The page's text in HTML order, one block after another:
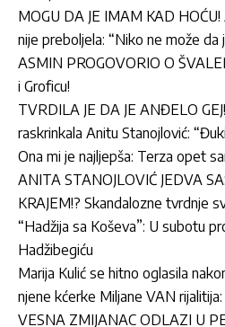
MOGU DA JE IMAM KAD
nije preboljela: “Niko ne može da
ASMIN PROGOVORIO O
i Groficu!
TVRDILA JE DA JE ANĐELO
raskrinkala Anitu Stanojlović:
Ona mi je najljepša: Terza opet
ANITA STANOJLOVIĆ JEDVA
KRAJEM!? Skandalozne tvrdnje
“Hadžija sa Koševa”: U subotu
Hadžibegiću
Marija Kulić se hitno oglasila
njene kćerke Miljane VAN rijalitija:
VESNA ZMIJANAC ODLAZI U